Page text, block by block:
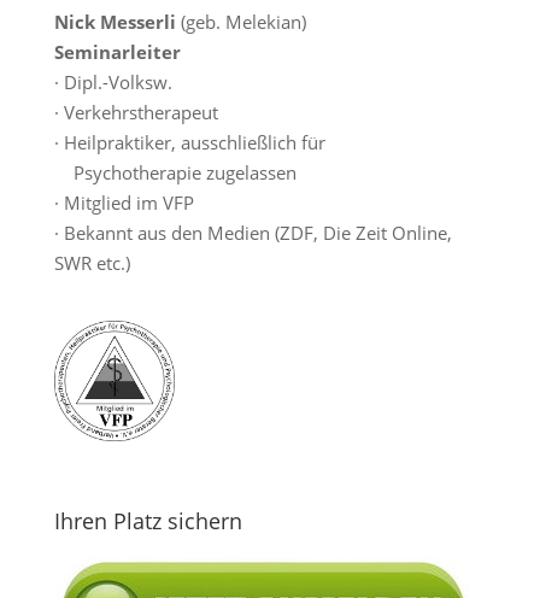
Nick Messerli (geb. Melekian)
Seminarleiter
· Dipl.-Volksw.
· Verkehrstherapeut
· Heilpraktiker, ausschließlich für
Psychotherapie zugelassen
· Mitglied im VFP
· Bekannt aus den Medien (ZDF, Die Zeit Online,
SWR etc.)
Ihren Platz sichern